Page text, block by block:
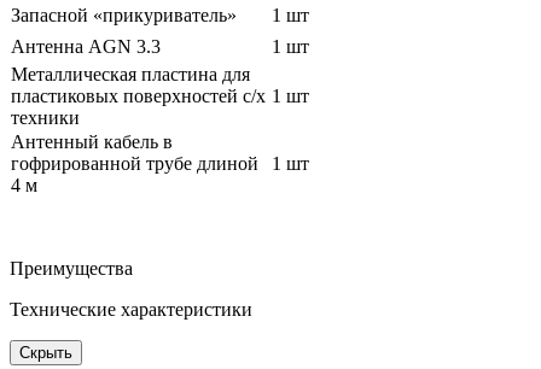
Запасной «прикуриватель»
1 шт
Антенна AGN 3.3
1 шт
Металлическая пластина для
пластиковых поверхностей с/х
техники
1 шт
Антенный кабель в
гофрированной трубе длиной
4 м
1 шт
Преимущества
Технические характеристики
Скрыть